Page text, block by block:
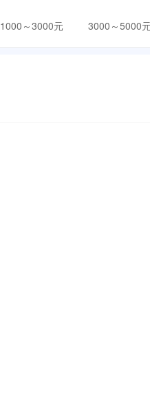
1000～3000元 3000～5000